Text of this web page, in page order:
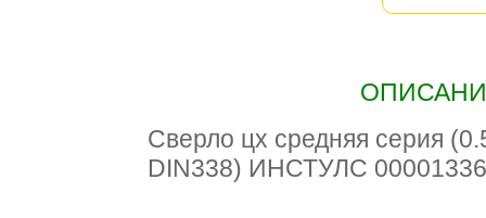
Сверло цх средняя серия
DIN338) ИНСТУЛС